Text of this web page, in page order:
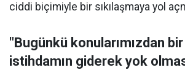
ciddi biçimiyle bir sıkılaşmaya yol
"Bugünkü konularımızdan
istihdamın giderek yok